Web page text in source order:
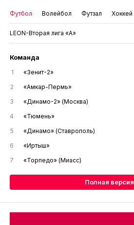
Футбол Волейбол Футзал Хоккей
LEON-Вторая лига «А»
Команда
1 «Зенит-2»
2
«Амкар-Пермь»
3
«Динамо-2» (Москва)
4
«Тюмень»
5
«Динамо» (Ставрополь)
6
«Иртыш»
7
«Торпедо» (Миасс)
Полная версия